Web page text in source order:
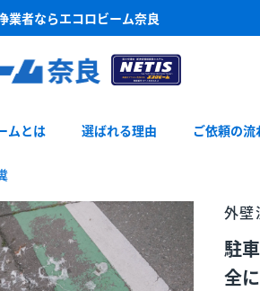
業者ならエコロビーム奈良
ムとは 選ばれる理由 ご依頼の流
外壁
駐
全